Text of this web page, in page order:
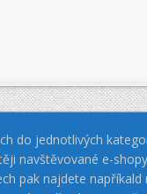
do jednotlivých
navštěvované e-
pak najdete